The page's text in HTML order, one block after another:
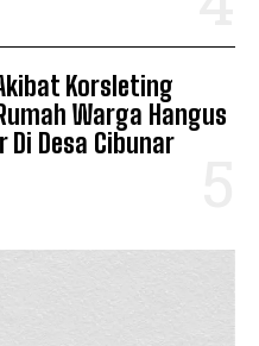
Korsleting
Warga Hangus
Di Desa Cibunar